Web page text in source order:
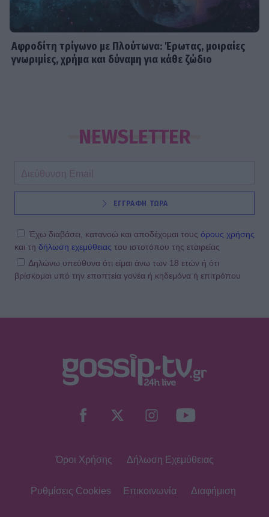
Αφροδίτη τρίγωνο με Πλούτωνα: Έρωτας, μοιραίες
γνωριμίες, χρήμα και δύναμη για κάθε ζώδιο
NEWSLETTER
ΕΓΓΡΑΦΗ ΤΩΡΑ
Έχω διαβάσει, κατανοώ και αποδέχομαι τους όρους χρήσης
και τη δήλωση εχεμύθειας του ιστοτόπου της εταιρείας
Δηλώνω υπεύθυνα ότι είμαι άνω των 18 ετών ή ότι
βρίσκομαι υπό την εποπτεία γονέα ή κηδεμόνα ή επιτρόπου
Όροι Χρήσης Δήλωση Εχεμύθειας
Ρυθμίσεις Cookies Επικοινωνία Διαφήμιση